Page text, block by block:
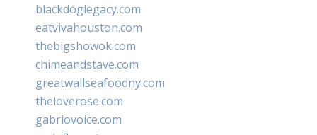
blackdoglegacy.com
eatvivahouston.com
thebigshowok.com
chimeandstave.com
greatwallseafoodny.com
theloverose.com
gabriovoice.com